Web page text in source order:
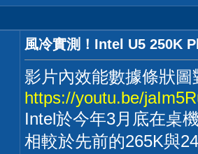
風冷實測！Intel U5 250K
影片內效能數據條狀
https://youtu.be/
Intel於今年3月底在桌
相較於先前的265K與